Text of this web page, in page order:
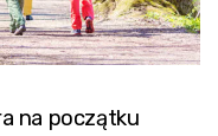
na początku